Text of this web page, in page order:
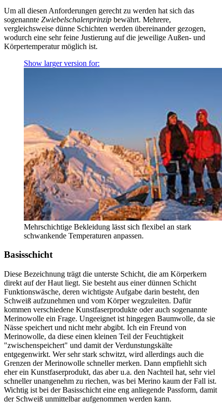
Um all diesen Anforderungen gerecht zu werden hat sich das
sogenannte Zwiebelschalenprinzip bewährt. Mehrere,
vergleichsweise dünne Schichten werden übereinander gezogen,
wodurch eine sehr feine Justierung auf die jeweilige Außen- und
Körpertemperatur möglich ist.
Show larger version for:
Mehrschichtige Bekleidung lässt sich flexibel an stark
schwankende Temperaturen anpassen.
Basisschicht
Diese Bezeichnung trägt die unterste Schicht, die am Körperkern
direkt auf der Haut liegt. Sie besteht aus einer dünnen Schicht
Funktionswäsche, deren wichtigste Aufgabe darin besteht, den
Schweiß aufzunehmen und vom Körper wegzuleiten. Dafür
kommen verschiedene Kunstfaserprodukte oder auch sogenannte
Merinowolle ein Frage. Ungeeignet ist hingegen Baumwolle, da sie
Nässe speichert und nicht mehr abgibt. Ich ein Freund von
Merinowolle, da diese einen kleinen Teil der Feuchtigkeit
"zwischenspeichert" und damit der Verdunstungskälte
entgegenwirkt. Wer sehr stark schwitzt, wird allerdings auch die
Grenzen der Merinowolle schneller merken. Dann empfiehlt sich
eher ein Kunstfaserprodukt, das aber u.a. den Nachteil hat, sehr viel
schneller unangenehm zu riechen, was bei Merino kaum der Fall ist.
Wichtig ist bei der Basisschicht eine eng anliegende Passform, damit
der Schweiß unmittelbar aufgenommen werden kann.